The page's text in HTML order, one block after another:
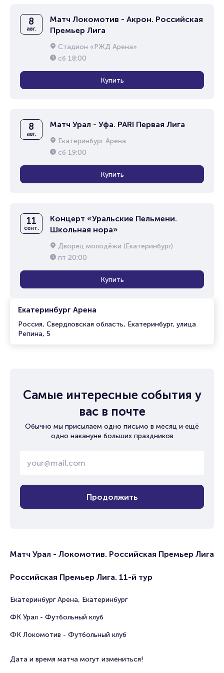
Екатеринбург Арена
Россия, Свердловская область, Екатеринбург, улица
Репина, 5
8
авг.
Матч Локомотив - Акрон. Российская
Премьер Лига
Стадион «РЖД Арена»
сб 18:00
Купить
8
авг.
Матч Урал - Уфа. PARI Первая Лига
Екатеринбург Арена
сб 19:00
Купить
11
сент.
Концерт «Уральские Пельмени.
Школьная нора»
Дворец молодёжи (Екатеринбург)
пт 20:00
Купить
Самые интересные события у
вас в почте
Обычно мы присылаем одно письмо в месяц и ещё
одно накануне больших праздников
Продолжить
Матч Урал - Локомотив. Российская Премьер Лига
Российская Премьер Лига. 11-й тур
Екатеринбург Арена, Екатеринбург
ФК Урал - Футбольный клуб
ФК Локомотив - Футбольный клуб
Дата и время матча могут измениться!